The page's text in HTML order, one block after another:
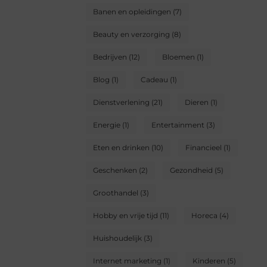
Banen en opleidingen (7)
Beauty en verzorging (8)
Bedrijven (12) Bloemen (1)
Blog (1) Cadeau (1)
Dienstverlening (21) Dieren (1)
Energie (1) Entertainment (3)
Eten en drinken (10) Financieel (1)
Geschenken (2) Gezondheid (5)
Groothandel (3)
Hobby en vrije tijd (11) Horeca (4)
Huishoudelijk (3)
Internet marketing (1) Kinderen (5)